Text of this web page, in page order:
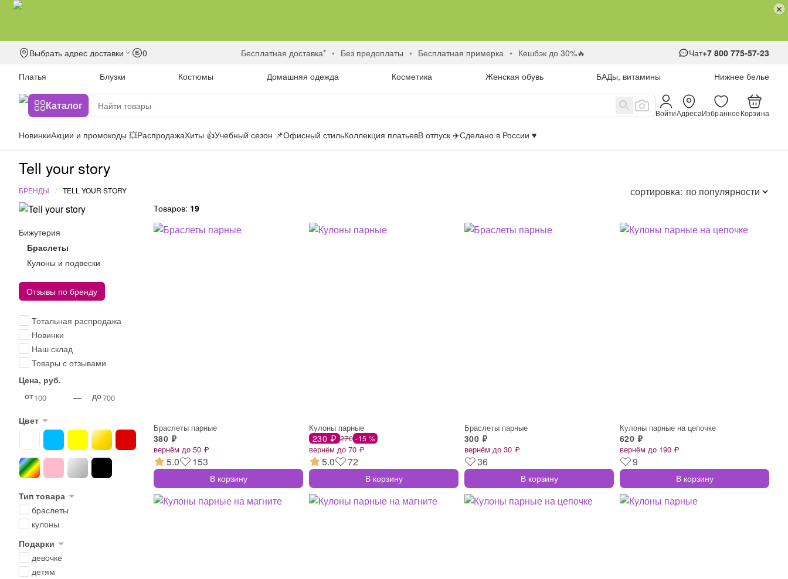
Выбрать адрес доставки 0 бесплатная доставка* без предоплаты бесплатная примерка кешбэк до 30%🔥 Чат+7 800 775-57-23
Платья
Блузки Костюмы Домашняя одежда Косметика Женская обувь БАДы, витамины Нижнее белье
Каталог
ВойтиАдресаИзбранноеКорзина
НовинкиАкции и промокоды 💥РаспродажаХиты 👍Учебный сезон 📌Офисный стильКоллекция платьевВ отпуск ✈️Сделано в России ♥️
Tell your story
сортировка: по популярности
БРЕНДЫ TELL YOUR STORY
Бижутерия
Браслеты
Кулоны и подвески
Отзывы по бренду
Тотальная распродажа
Новинки
Наш склад
Товары с отзывами
Цена, руб.
от
— до
Цвет
Тип товара
браслеты
кулоны
Подарки
девочке
детям
Товаров: 19
Браслеты парные
380 ₽
вернём до 50 ₽
5.0 153
В корзину
Кулоны парные
230 ₽ 270 -15 %
вернём до 70 ₽
5.0 72
В корзину
Браслеты парные
300 ₽
вернём до 30 ₽
36
В корзину
Кулоны парные на цепочке
620 ₽
вернём до 190 ₽
9
В корзину